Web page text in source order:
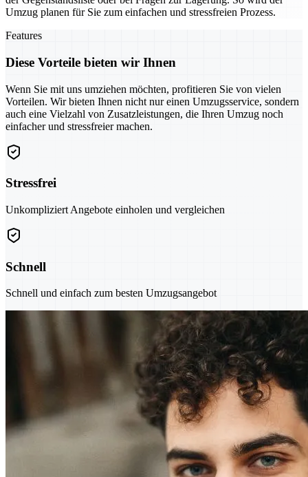
Umzug planen für Sie zum einfachen und stressfreien Prozess.
Features
Diese Vorteile bieten wir Ihnen
Wenn Sie mit uns umziehen möchten, profitieren Sie von vielen
Vorteilen. Wir bieten Ihnen nicht nur einen Umzugsservice, sondern
auch eine Vielzahl von Zusatzleistungen, die Ihren Umzug noch
einfacher und stressfreier machen.
Stressfrei
Unkompliziert Angebote einholen und vergleichen
Schnell
Schnell und einfach zum besten Umzugsangebot